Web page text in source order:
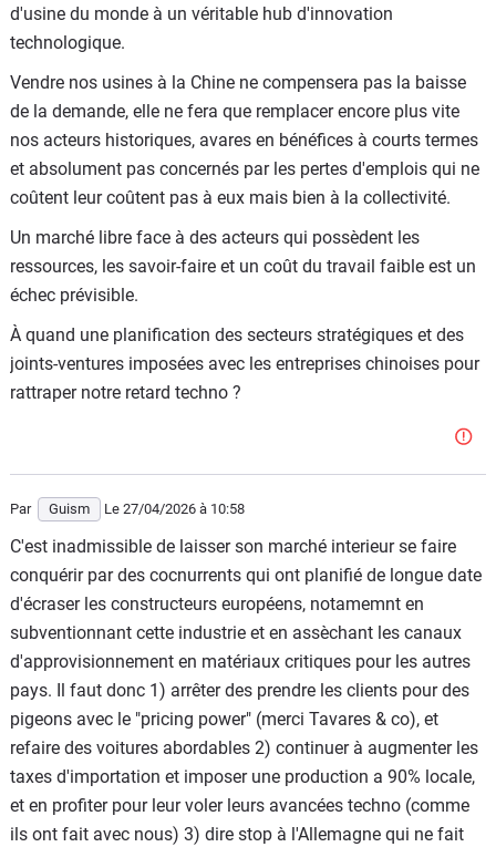
d'usine du monde à un véritable hub d'innovation
technologique.
Vendre nos usines à la Chine ne compensera pas la baisse
de la demande, elle ne fera que remplacer encore plus vite
nos acteurs historiques, avares en bénéfices à courts termes
et absolument pas concernés par les pertes d'emplois qui ne
coûtent leur coûtent pas à eux mais bien à la collectivité.
Un marché libre face à des acteurs qui possèdent les
ressources, les savoir-faire et un coût du travail faible est un
échec prévisible.
À quand une planification des secteurs stratégiques et des
joints-ventures imposées avec les entreprises chinoises pour
rattraper notre retard techno ?
Par Guism Le 27/04/2026 à 10:58
C'est inadmissible de laisser son marché interieur se faire
conquérir par des cocnurrents qui ont planifié de longue date
d'écraser les constructeurs européens, notamemnt en
subventionnant cette industrie et en assèchant les canaux
d'approvisionnement en matériaux critiques pour les autres
pays. Il faut donc 1) arrêter des prendre les clients pour des
pigeons avec le "pricing power" (merci Tavares & co), et
refaire des voitures abordables 2) continuer à augmenter les
taxes d'importation et imposer une production a 90% locale,
et en profiter pour leur voler leurs avancées techno (comme
ils ont fait avec nous) 3) dire stop à l'Allemagne qui ne fait